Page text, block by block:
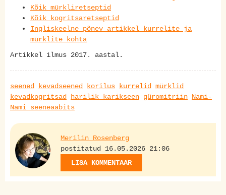
Kõik mürkliretseptid
Kõik kogritsaretseptid
Ingliskeelne põnev artikkel kurrelite ja
mürklite kohta
Artikkel ilmus 2017. aastal.
seened kevadseened korilus kurrelid
mürklid
kevadkogritsad
harilik karikseen güromitriin Nami-
Nami seeneaabits
Merilin Rosenberg
postitatud 16.05.2026 21:06
LISA KOMMENTAAR